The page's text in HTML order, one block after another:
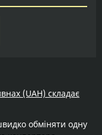
(UAH) складає
обміняти одну